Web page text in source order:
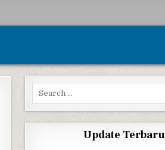
Search for:
Update Terbaru